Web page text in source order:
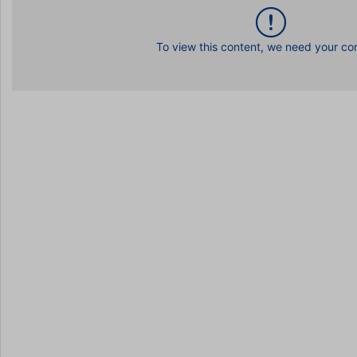
To view this content, we need your